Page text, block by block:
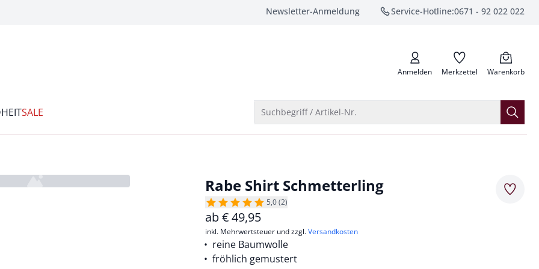
Newsletter-Anmeldung Service-Hotline:0671 - 92 022 022
anrufen
Anmelden Merkzettel Warenkorb
SALE Suchbegriff / Artikel-Nr.
Rabe Shirt Schmetterling
5,0 (2)
ab€49,95
inkl. Mehrwertsteuer und zzgl.Versandkosten
reine Baumwolle
fröhlich gemustert